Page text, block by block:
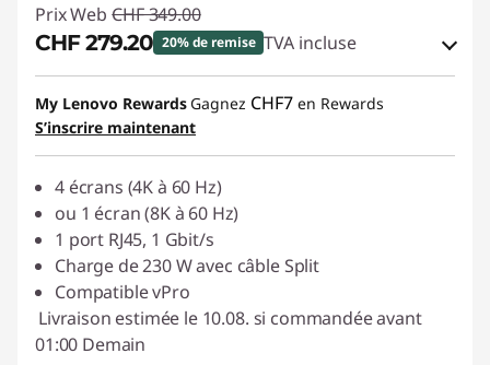
Prix Web CHF 349.00
CHF 279.20 20% de remise TVA incluse
Bons de réduction en ligne :-CHF 69.80
Code de réduction :
My Lenovo Rewards Gagnez CHF7 en Rewards
S’inscrire maintenant
4 écrans (4K à 60 Hz)
ou 1 écran (8K à 60 Hz)
1 port RJ45, 1 Gbit/s
Charge de 230 W avec câble Split
Compatible vPro
Livraison estimée le 10.08. si commandée avant
01:00 Demain